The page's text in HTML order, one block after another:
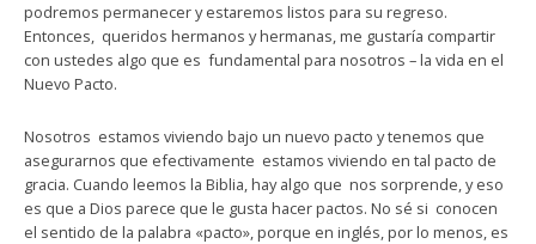
podremos permanecer y estaremos listos para su regreso.
Entonces, queridos hermanos y hermanas, me gustaría compartir
con ustedes algo que es fundamental para nosotros – la vida en el
Nuevo Pacto.
Nosotros estamos viviendo bajo un nuevo pacto y tenemos que
asegurarnos que efectivamente estamos viviendo en tal pacto de
gracia. Cuando leemos la Biblia, hay algo que nos sorprende, y eso
es que a Dios parece que le gusta hacer pactos. No sé si conocen
el sentido de la palabra «pacto», porque en inglés, por lo menos, es